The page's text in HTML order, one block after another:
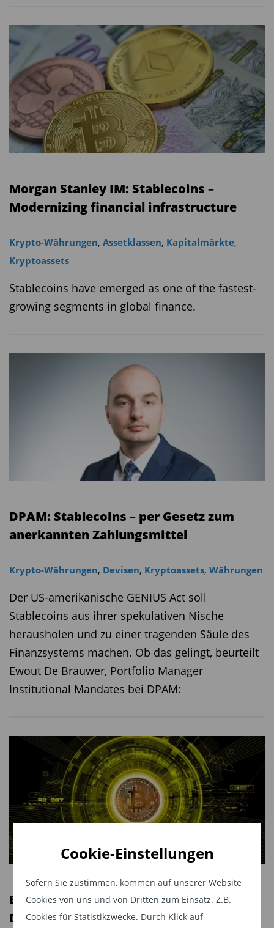
Cookie-Einstellungen
Sofern Sie zustimmen, kommen auf unserer Website
Cookies von uns und von Dritten zum Einsatz. Z.B.
Cookies für Statistikzwecke. Durch Klick auf
Morgan Stanley IM: Stablecoins –
Modernizing financial infrastructure
Krypto-Währungen, Assetklassen, Kapitalmärkte,
Kryptoassets
Stablecoins have emerged as one of the fastest-
growing segments in global finance.
DPAM: Stablecoins – per Gesetz zum
anerkannten Zahlungsmittel
Krypto-Währungen, Devisen, Kryptoassets, Währungen
Der US-amerikanische GENIUS Act soll
Stablecoins aus ihrer spekulativen Nische
herausholen und zu einer tragenden Säule des
Finanzsystems machen. Ob das gelingt, beurteilt
Ewout De Brauwer, Portfolio Manager
Institutional Mandates bei DPAM:
Bitcoin-Boom: Clevere Alternativen zum
Direktinvestment